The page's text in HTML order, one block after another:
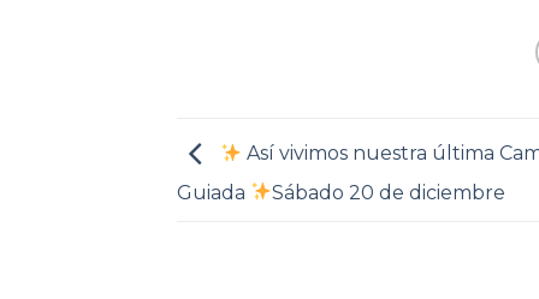
Así vivimos nuestra última
Guiada
Sábado 20 de diciembre